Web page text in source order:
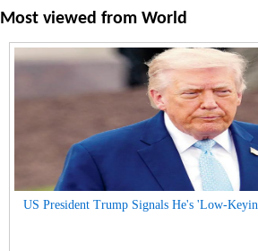
Most viewed from World
US President Trump Signals He's 'Low-